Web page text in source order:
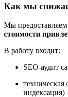
Как мы
Мы предоставляем
стоимости
В работу входит:
SEO-аудит
техническая
индексация)